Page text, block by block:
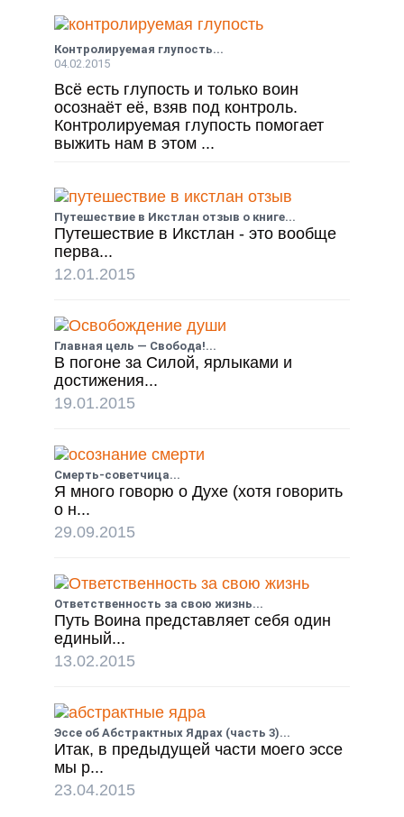
Контролируемая глупость...
04.02.2015
Всё есть глупость и только воин
осознаёт её, взяв под контроль.
Контролируемая глупость помогает
выжить нам в этом ...
Путешествие в Икстлан отзыв о книге...
Путешествие в Икстлан - это вообще
перва...
12.01.2015
Главная цель — Свобода!...
В погоне за Силой, ярлыками и
достижения...
19.01.2015
Смерть-советчица...
Я много говорю о Духе (хотя говорить
о н...
29.09.2015
Ответственность за свою жизнь...
Путь Воина представляет себя один
единый...
13.02.2015
Эссе об Абстрактных Ядрах (часть 3)...
Итак, в предыдущей части моего эссе
мы р...
23.04.2015